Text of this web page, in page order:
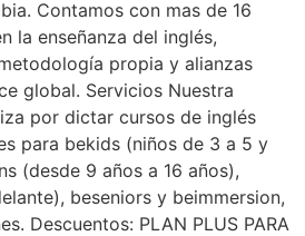
Contamos con mas de 16
la enseñanza del inglés,
propia y alianzas
global. Servicios Nuestra
por dictar cursos de inglés
para bekids (niños de 3 a 5 y
(desde 9 años a 16 años),
beseniors y beimmersion,
Descuentos: PLAN PLUS PARA